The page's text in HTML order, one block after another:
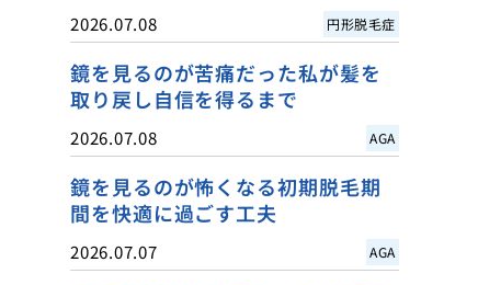
2026.07.08 円形脱毛症
鏡を見るのが苦痛だった私が髪を
取り戻し自信を得るまで
2026.07.08 AGA
鏡を見るのが怖くなる初期脱毛期
間を快適に過ごす工夫
2026.07.07 AGA